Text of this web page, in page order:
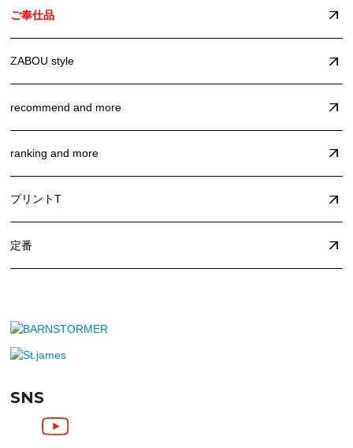
ご奉仕品
ZABOU style
recommend and more
ranking and more
プリントT
定番
SNS